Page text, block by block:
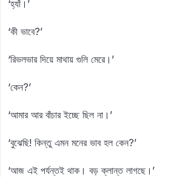
‘হ্যাঁ।’
‘কী ভাবে?’
‘রিভলভার দিয়ে মাথায় গুলি মেরে।’
‘কেন?’
‘আমার আর বাঁচার ইচ্ছে ছিল না।’
‘বুঝেছি! কিন্তু এমন মনের ভাব হল কেন?’
‘আজ এই পর্যন্তই থাক। বড় ক্লান্ত লাগছে।’